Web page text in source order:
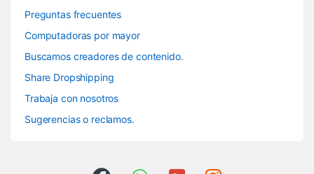
Preguntas frecuentes
Computadoras por mayor
Buscamos creadores de contenido.
Share Dropshipping
Trabaja con nosotros
Sugerencias o reclamos.